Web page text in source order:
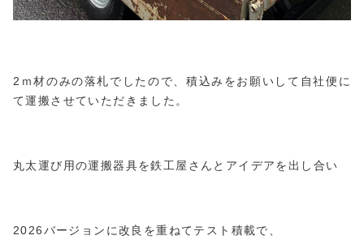
2ｍ材のみの落札でしたので、積込みをお願いして自社便に
て運搬させていただきました。
丸太運び用の運搬器具を鉄工屋さんとアイデアを出し合い
2026バージョンに改良を重ねてテスト積載で、